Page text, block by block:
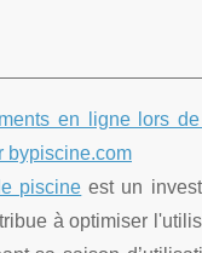
en ligne lors
bypiscine.com
piscine est un
à optimiser